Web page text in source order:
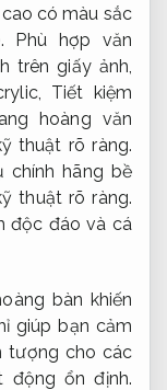
có màu sắc
Phù hợp văn
trên giấy ảnh,
Tiết kiệm
hoàng văn
thuật rõ ràng.
chính hãng bề
thuật rõ ràng.
độc đáo và cá
bàn khiến
giúp bạn cảm
tượng cho các
động ổn định.